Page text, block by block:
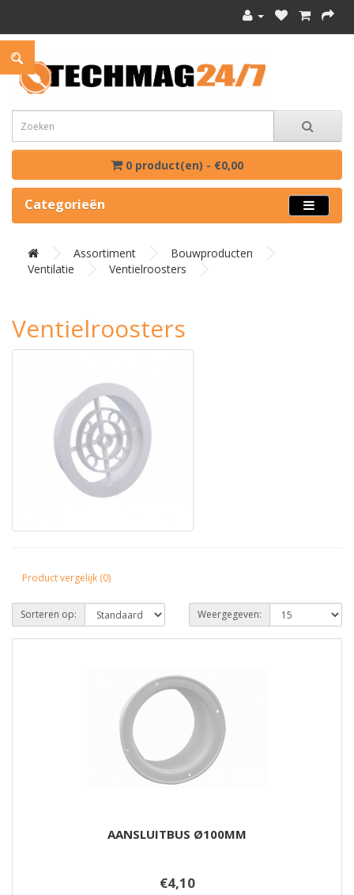
0 product(en) - €0,00
Categorieën
Assortiment
Bouwproducten
Ventilatie
Ventielroosters
Ventielroosters
Product vergelijk (0)
Sorteren op: Weergegeven:
AANSLUITBUS Ø100MM
€4,10